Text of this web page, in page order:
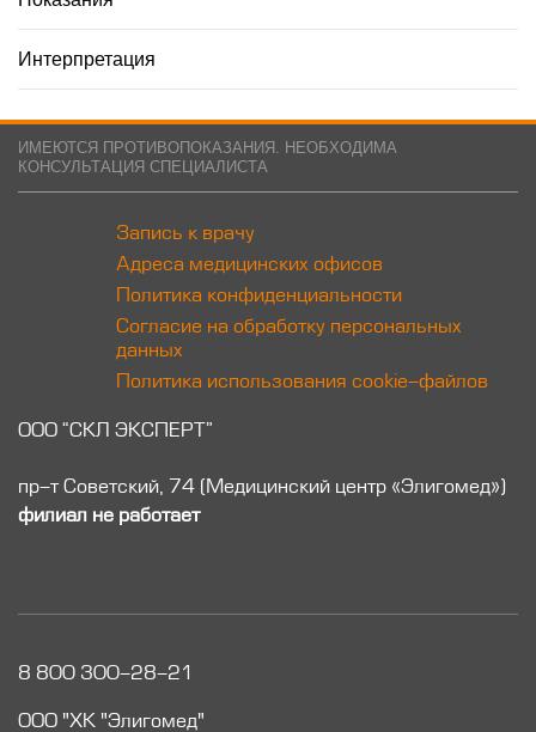
Интерпретация
ИМЕЮТСЯ ПРОТИВОПОКАЗАНИЯ. НЕОБХОДИМА
КОНСУЛЬТАЦИЯ СПЕЦИАЛИСТА
Запись к врачу
Адреса медицинских офисов
Политика конфиденциальности
Согласие на обработку персональных
данных
Политика использования cookie-файлов
ООО “СКЛ ЭКСПЕРТ”
пр-т Советский, 74 (Медицинский центр «Элигомед»)
филиал не работает
8 800 300-28-21
ООО "ХК "Элигомед"